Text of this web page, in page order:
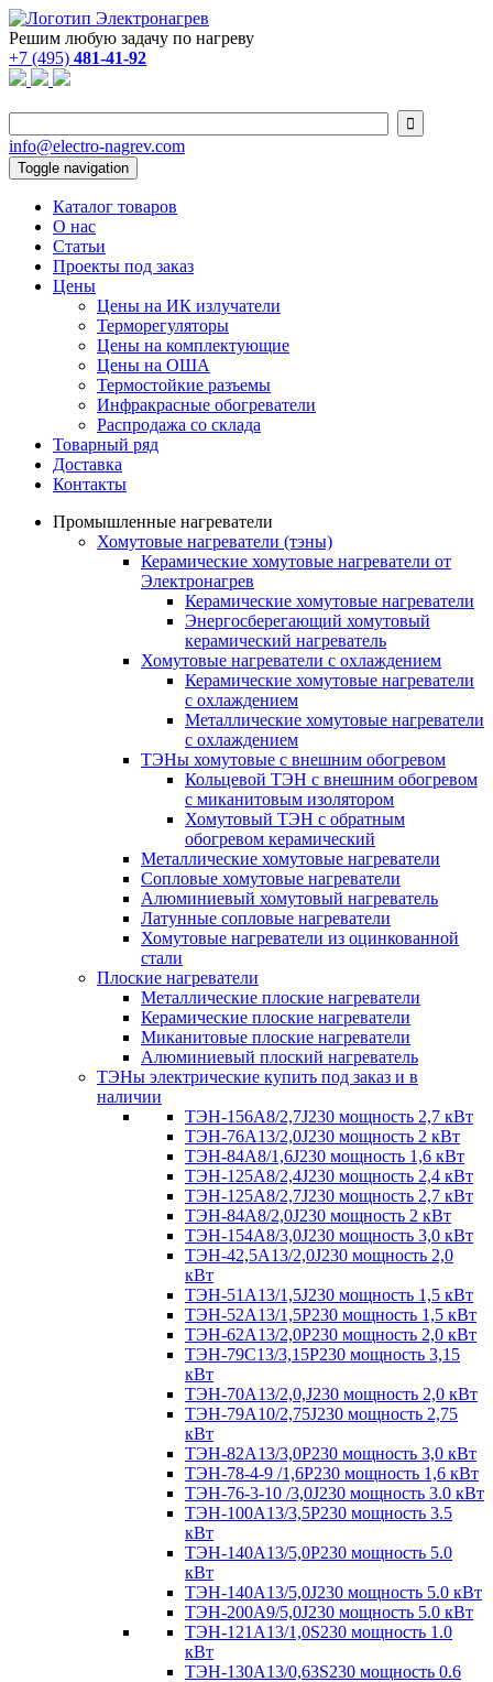
Решим любую задачу по нагреву
+7 (495) 481-41-92

info@electro-nagrev.com
Toggle navigation
Каталог товаров
О нас
Статьи
Проекты под заказ
Цены
Цены на ИК излучатели
Терморегуляторы
Цены на комплектующие
Цены на ОША
Термостойкие разъемы
Инфракрасные обогреватели
Распродажа со склада
Товарный ряд
Доставка
Контакты
Промышленные нагреватели
Хомутовые нагреватели (тэны)
Керамические хомутовые нагреватели от
Электронагрев
Керамические хомутовые нагреватели
Энергосберегающий хомутовый
керамический нагреватель
Хомутовые нагреватели с охлаждением
Керамические хомутовые нагреватели
с охлаждением
Металлические хомутовые нагреватели
с охлаждением
ТЭНы хомутовые с внешним обогревом
Кольцевой ТЭН с внешним обогревом
с миканитовым изолятором
Хомутовый ТЭН с обратным
обогревом керамический
Металлические хомутовые нагреватели
Сопловые хомутовые нагреватели
Алюминиевый хомутовый нагреватель
Латунные сопловые нагреватели
Хомутовые нагреватели из оцинкованной
стали
Плоские нагреватели
Металлические плоские нагреватели
Керамические плоские нагреватели
Миканитовые плоские нагреватели
Алюминиевый плоский нагреватель
ТЭНы электрические купить под заказ и в
наличии
ТЭН-156А8/2,7J230 мощность 2,7 кВт
ТЭН-76А13/2,0J230 мощность 2 кВт
ТЭН-84А8/1,6J230 мощность 1,6 кВт
ТЭН-125А8/2,4J230 мощность 2,4 кВт
ТЭН-125А8/2,7J230 мощность 2,7 кВт
ТЭН-84А8/2,0J230 мощность 2 кВт
ТЭН-154А8/3,0J230 мощность 3,0 кВт
ТЭН-42,5А13/2,0J230 мощность 2,0
кВт
ТЭН-51А13/1,5J230 мощность 1,5 кВт
ТЭН-52А13/1,5Р230 мощность 1,5 кВт
ТЭН-62А13/2,0Р230 мощность 2,0 кВт
ТЭН-79С13/3,15Р230 мощность 3,15
кВт
ТЭН-70А13/2,0,J230 мощность 2,0 кВт
ТЭН-79А10/2,75J230 мощность 2,75
кВт
ТЭН-82А13/3,0Р230 мощность 3,0 кВт
ТЭН-78-4-9 /1,6P230 мощность 1,6 кВт
ТЭН-76-3-10 /3,0J230 мощность 3.0 кВт
ТЭН-100А13/3,5Р230 мощность 3.5
кВт
ТЭН-140А13/5,0Р230 мощность 5.0
кВт
ТЭН-140А13/5,0J230 мощность 5.0 кВт
ТЭН-200А9/5,0J230 мощность 5.0 кВт
ТЭН-121А13/1,0S230 мощность 1.0
кВт
ТЭН-130А13/0,63S230 мощность 0.6